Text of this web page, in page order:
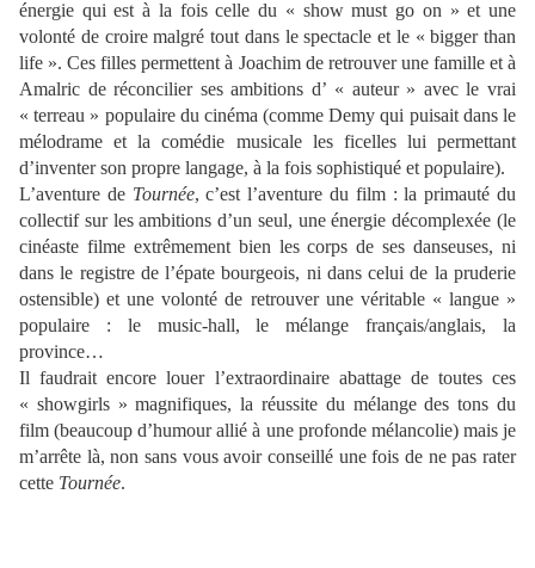
énergie qui est à la fois celle du « show must go on » et une
volonté de croire malgré tout dans le spectacle et le « bigger than
life ». Ces filles permettent à Joachim de retrouver une famille et à
Amalric de réconcilier ses ambitions d’ « auteur » avec le vrai
« terreau » populaire du cinéma (comme Demy qui puisait dans le
mélodrame et la comédie musicale les ficelles lui permettant
d’inventer son propre langage, à la fois sophistiqué et populaire).
L’aventure de Tournée, c’est l’aventure du film : la primauté du
collectif sur les ambitions d’un seul, une énergie décomplexée (le
cinéaste filme extrêmement bien les corps de ses danseuses, ni
dans le registre de l’épate bourgeois, ni dans celui de la pruderie
ostensible) et une volonté de retrouver une véritable « langue »
populaire : le music-hall, le mélange français/anglais, la
province…
Il faudrait encore louer l’extraordinaire abattage de toutes ces
« showgirls » magnifiques, la réussite du mélange des tons du
film (beaucoup d’humour allié à une profonde mélancolie) mais je
m’arrête là, non sans vous avoir conseillé une fois de ne pas rater
cette Tournée.